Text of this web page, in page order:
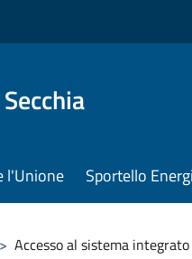
l'Unione Sportello
> Accesso al sistema